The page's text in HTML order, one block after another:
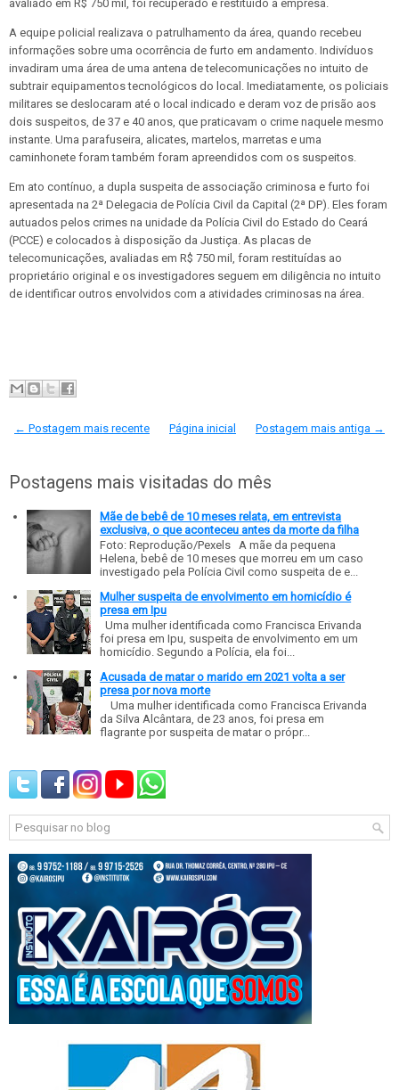
avaliado em R$ 750 mil, foi recuperado e restituído à empresa.
A equipe policial realizava o patrulhamento da área, quando recebeu
informações sobre uma ocorrência de furto em andamento. Indivíduos
invadiram uma área de uma antena de telecomunicações no intuito de
subtrair equipamentos tecnológicos do local. Imediatamente, os policiais
militares se deslocaram até o local indicado e deram voz de prisão aos
dois suspeitos, de 37 e 40 anos, que praticavam o crime naquele mesmo
instante. Uma parafuseira, alicates, martelos, marretas e uma
caminhonete foram também foram apreendidos com os suspeitos.
Em ato contínuo, a dupla suspeita de associação criminosa e furto foi
apresentada na 2ª Delegacia de Polícia Civil da Capital (2ª DP). Eles foram
autuados pelos crimes na unidade da Polícia Civil do Estado do Ceará
(PCCE) e colocados à disposição da Justiça. As placas de
telecomunicações, avaliadas em R$ 750 mil, foram restituídas ao
proprietário original e os investigadores seguem em diligência no intuito
de identificar outros envolvidos com a atividades criminosas na área.
← Postagem mais recente Postagem mais antiga →
Página inicial
Postagens mais visitadas do mês
Mãe de bebê de 10 meses relata, em entrevista
exclusiva, o que aconteceu antes da morte da filha
Foto: Reprodução/Pexels A mãe da pequena
Helena, bebê de 10 meses que morreu em um caso
investigado pela Polícia Civil como suspeita de e...
Mulher suspeita de envolvimento em homicídio é
presa em Ipu
Uma mulher identificada como Francisca Erivanda
foi presa em Ipu, suspeita de envolvimento em um
homicídio. Segundo a Polícia, ela foi...
Acusada de matar o marido em 2021 volta a ser
presa por nova morte
Uma mulher identificada como Francisca Erivanda
da Silva Alcântara, de 23 anos, foi presa em
flagrante por suspeita de matar o própr...